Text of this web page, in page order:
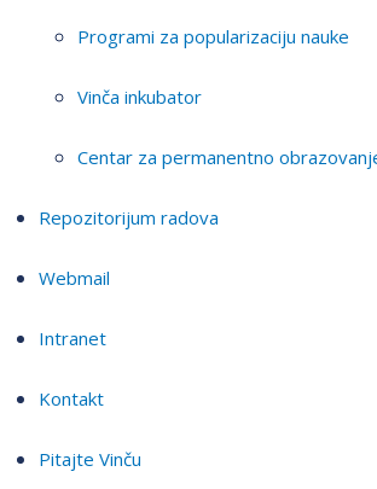
Programi za popularizaciju nauke
Vinča inkubator
Centar za permanentno
Repozitorijum radova
Webmail
Intranet
Kontakt
Pitajte Vinču